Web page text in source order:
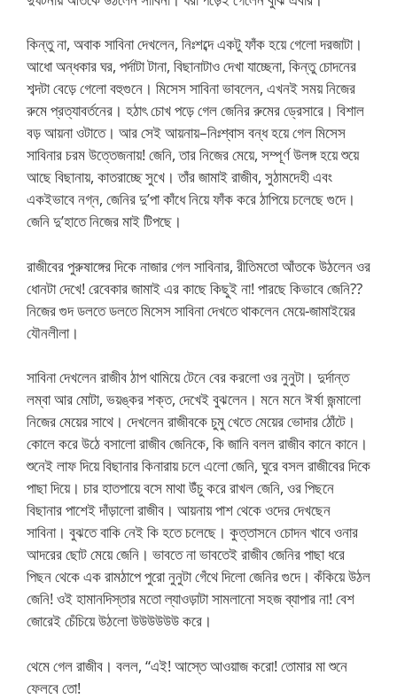
কিন্তু না, অবাক সাবিনা দেখলেন, নিঃশব্দে একটু ফাঁক হয়ে গেলো দরজাটা।
আধো অন্ধকার ঘর, পর্দাটা টানা, বিছানাটাও দেখা যাচ্ছেনা, কিন্তু চোদনের
শব্দটা বেড়ে গেলো বহুগুনে। মিসেস সাবিনা ভাবলেন, এখনই সময় নিজের
রুমে প্রত্যাবর্তনের। হঠাৎ চোখ পড়ে গেল জেনির রুমের ড্রেসারে। বিশাল
বড় আয়না ওটাতে। আর সেই আয়নায়–নিঃশ্বাস বন্ধ হয়ে গেল মিসেস
সাবিনার চরম উত্তেজনায়! জেনি, তার নিজের মেয়ে, সম্পূর্ণ উলঙ্গ হয়ে শুয়ে
আছে বিছানায়, কাতরাচ্ছে সুখে। তাঁর জামাই রাজীব, সুঠামদেহী এবং
একইভাবে নগ্ন, জেনির দু’পা কাঁধে নিয়ে ফাঁক করে ঠাপিয়ে চলেছে গুদে।
জেনি দু’হাতে নিজের মাই টিপছে।
রাজীবের পুরুষাঙ্গের দিকে নাজার গেল সাবিনার, রীতিমতো আঁতকে উঠলেন ওর
ধোনটা দেখে! রেবেকার জামাই এর কাছে কিছুই না! পারছে কিভাবে জেনি??
নিজের গুদ ডলতে ডলতে মিসেস সাবিনা দেখতে থাকলেন মেয়ে-জামাইয়ের
যৌনলীলা।
সাবিনা দেখলেন রাজীব ঠাপ থামিয়ে টেনে বের করলো ওর নুনুটা। দুর্দান্ত
লম্বা আর মোটা, ভয়ঙ্কর শক্ত, দেখেই বুঝলেন। মনে মনে ঈর্ষা জন্মালো
নিজের মেয়ের সাথে। দেখলেন রাজীবকে চুমু খেতে মেয়ের ভোদার ঠোঁটে।
কোলে করে উঠে বসালো রাজীব জেনিকে, কি জানি বলল রাজীব কানে কানে।
শুনেই লাফ দিয়ে বিছানার কিনারায় চলে এলো জেনি, ঘুরে বসল রাজীবের দিকে
পাছা দিয়ে। চার হাতপায়ে বসে মাথা উঁচু করে রাখল জেনি, ওর পিছনে
বিছানার পাশেই দাঁড়ালো রাজীব। আয়নায় পাশ থেকে ওদের দেখছেন
সাবিনা। বুঝতে বাকি নেই কি হতে চলেছে। কুত্তাসনে চোদন খাবে ওনার
আদরের ছোট মেয়ে জেনি। ভাবতে না ভাবতেই রাজীব জেনির পাছা ধরে
পিছন থেকে এক রামঠাপে পুরো নুনুটা গেঁথে দিলো জেনির গুদে। কঁকিয়ে উঠল
জেনি! ওই হামানদিস্তার মতো ল্যাওড়াটা সামলানো সহজ ব্যাপার না! বেশ
জোরেই চেঁচিয়ে উঠলো উউউউউউ করে।
থেমে গেল রাজীব। বলল, “এই! আস্তে আওয়াজ করো! তোমার মা শুনে
ফেলবে তো!